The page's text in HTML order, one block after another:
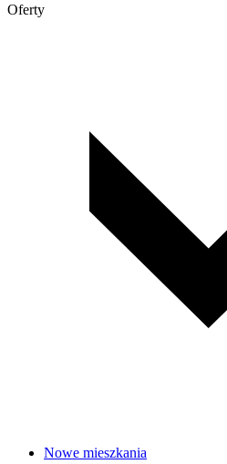
Oferty
Nowe mieszkania